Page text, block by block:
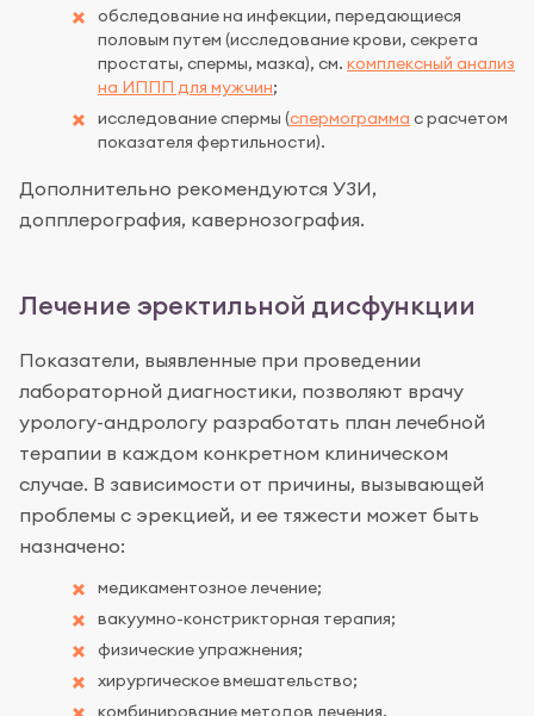
обследование на инфекции, передающиеся
половым путем (исследование крови, секрета
простаты, спермы, мазка), см. комплексный анализ
на ИППП для мужчин;
исследование спермы (спермограмма с расчетом
показателя фертильности).
Дополнительно рекомендуются УЗИ,
допплерография, кавернозография.
Лечение эректильной дисфункции
Показатели, выявленные при проведении
лабораторной диагностики, позволяют врачу
урологу-андрологу разработать план лечебной
терапии в каждом конкретном клиническом
случае. В зависимости от причины, вызывающей
проблемы с эрекцией, и ее тяжести может быть
назначено:
медикаментозное лечение;
вакуумно-констрикторная терапия;
физические упражнения;
хирургическое вмешательство;
комбинирование методов лечения.